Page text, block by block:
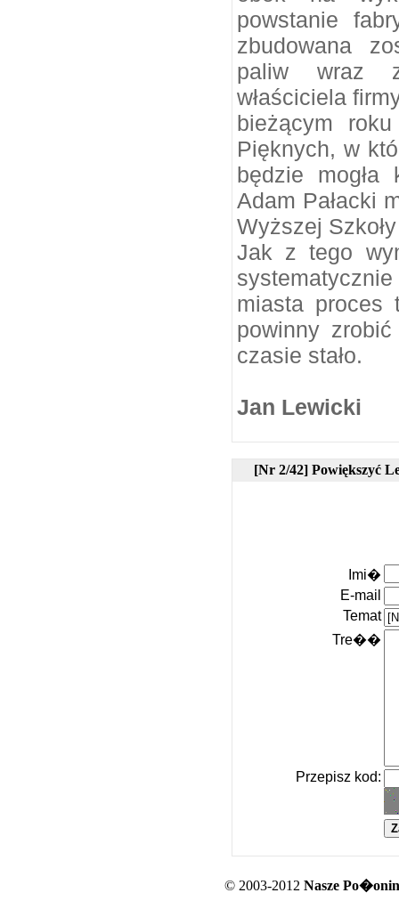
powstanie
zbudowana
paliw wraz
właściciela
bieżącym
Pięknych, w
będzie mogła
Adam Pałacki
Wyższej
Jak z tego
miasta proces
powinny
czasie stało.
Jan Lewicki
[Nr 2/42] Powiększyć
Imi�
E-mail
Temat
Tre��
Przepisz kod:
© 2003-2012 Nasze